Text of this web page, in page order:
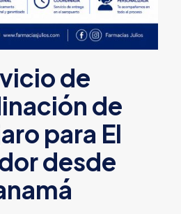
de
de
para El
desde